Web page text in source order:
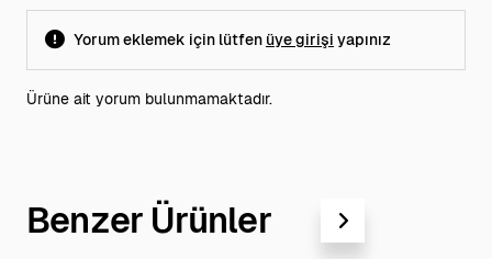
Yorum eklemek için lütfen üye girişi yapınız
Ürüne ait yorum bulunmamaktadır.
Benzer Ürünler